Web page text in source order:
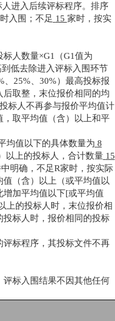
进入后续评标程序。排序
入围；不足 15 家时，按实
标人数量×G1（G1值为
低去除进入评标入围环节
、25%、30%）最高投标报
取整，末位报价相同的均
标人不再参与报价平均值计
取平均值（含）以上和平
均值以下的具体数量为 8
以上的投标人，合计数量 15
明确，不足R家时，按实际
（含）以上（或平均值以
加平均值以下[或平均值
上的投标人时，末位报价相
标人时，报价相同的投标
评标程序，其投标文件不再
标入围结果不因其他任何